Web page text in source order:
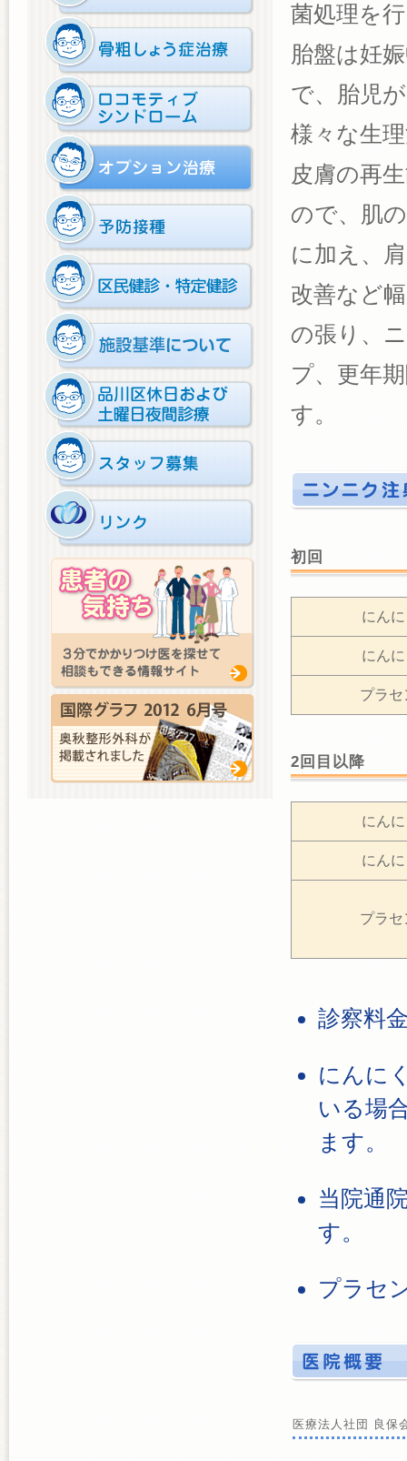
菌処理を
胎盤は妊
で、胎児
様々な生
皮膚の再
ので、肌
に加え、
改善など
の張り、
プ、更年
す。
初回
にん
にん
プラセ
2回目以降
にん
にん
プラセ
診察料
にんに
いる場
ます。
当院通
す。
プラセ
医療法人社団 良保